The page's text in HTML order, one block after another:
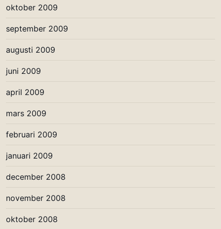
oktober 2009
september 2009
augusti 2009
juni 2009
april 2009
mars 2009
februari 2009
januari 2009
december 2008
november 2008
oktober 2008